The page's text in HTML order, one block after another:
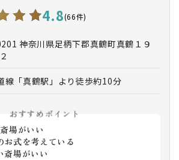
4.8(66件)
神奈川県足柄下郡真鶴町真鶴１９
線「真鶴駅」より徒歩約10分
おすすめポイント
場がいい
お式を考えている
斎場がいい